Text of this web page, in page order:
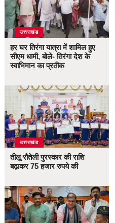
उत्तराखंड
हर घर तिरंगा यात्रा में शामिल हुए
सीएम धामी, बोले- तिरंगा देश के
स्वाभिमान का प्रतीक
उत्तराखंड
तीलू रौतेली पुरस्कार की राशि
बढ़ाकर 75 हजार रुपये की